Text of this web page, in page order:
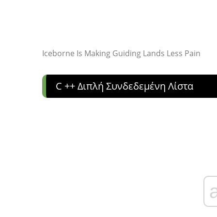
Iceborne Is Making Guiding Lands Less Pain
C ++ Διπλή Συνδεδεμένη Λίστα